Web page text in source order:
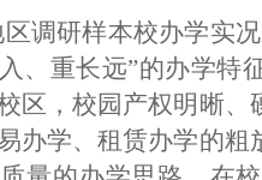
区调研样本校办学实
、重长远”的办学特
区，校园产权明晰
办学、租赁办学的